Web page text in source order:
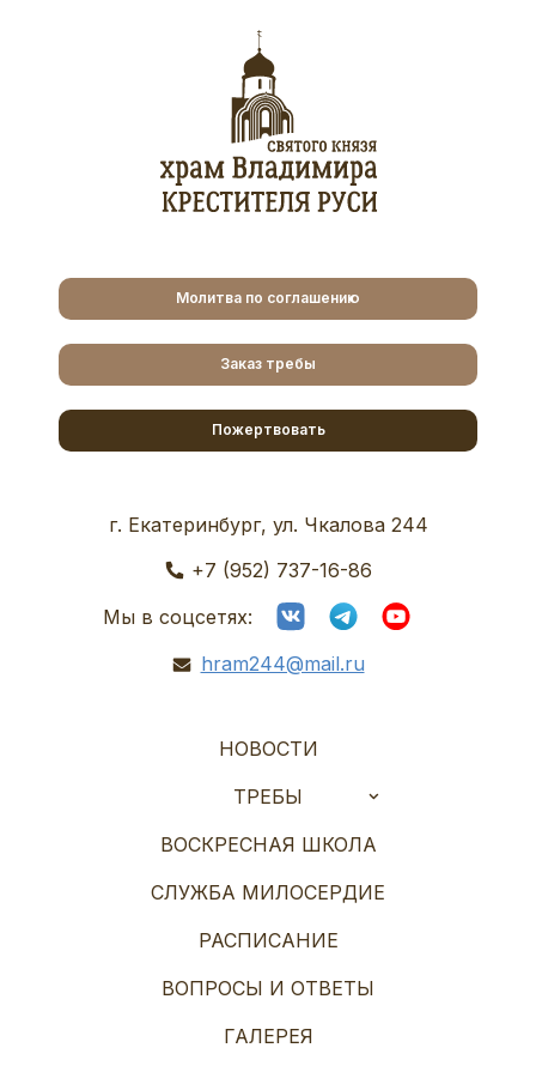
Молитва по соглашению
Заказ требы
Пожертвовать
г. Екатеринбург, ул. Чкалова 244
+7 (952) 737-16-86
Мы в соцсетях:
hram244@mail.ru
НОВОСТИ
ТРЕБЫ
ВОСКРЕСНАЯ ШКОЛА
СЛУЖБА МИЛОСЕРДИЕ
РАСПИСАНИЕ
ВОПРОСЫ И ОТВЕТЫ
ГАЛЕРЕЯ